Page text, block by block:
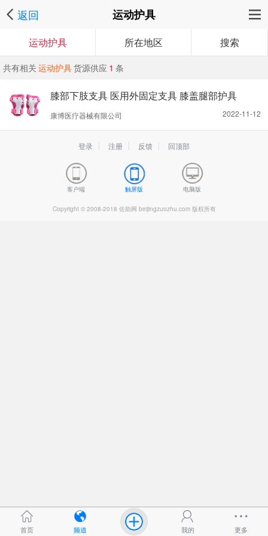
返回 运动护具
运动护具 所在地区 搜索
共有相关 运动护具货源供应 1 条
膝部下肢支具 医用外固定支具 膝盖腿部护具
2022-11-12
康博医疗器械有限公司
登录 注册 反馈 回顶部
客户端 触屏版 电脑版
Copyright © 2008-2018 佐助网 beijingzuozhu.com 版权所有
首页 频道 我的 更多